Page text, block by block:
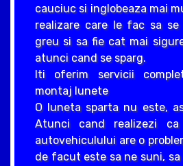
cauciuc si inglobeaza mai
realizare care le fac sa
greu si sa fie cat mai
atunci cand se sparg.
Iti oferim servicii
montaj lunete
O luneta sparta nu este,
Atunci cand realizezi
autovehiculului are o
de facut este sa ne suni,